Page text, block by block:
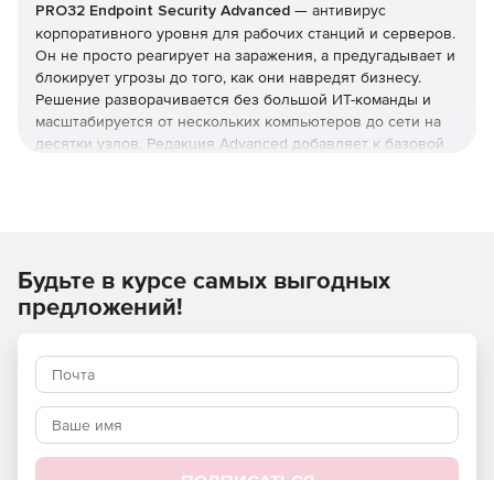
PRO32 Endpoint Security Advanced — антивирус
корпоративного уровня для рабочих станций и серверов.
Он не просто реагирует на заражения, а предугадывает и
блокирует угрозы до того, как они навредят бизнесу.
Решение разворачивается без большой ИТ-команды и
масштабируется от нескольких компьютеров до сети на
десятки узлов. Редакция Advanced добавляет к базовой
Как устроена защита
В основе — многоуровневая модель: антивирус,
вымогателей, фильтрация почты и интернет-трафика.
Отмеченные наградами технологии упреждающего
обнаружения дополняются поведенческим
(эвристическим) анализом, который выявляет
неизвестные вредоносные программы и эксплойты
Будьте в курсе самых выгодных
предложений!